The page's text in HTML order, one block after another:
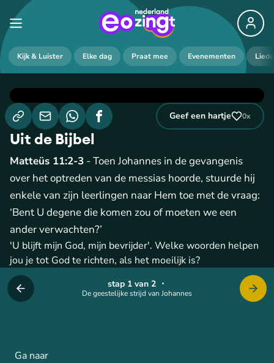
Kijk & Luister Elke dag Praat mee Evenementen
De geestelijke strijd van Johannes
stap 1 van 2・
Geef een hartje 0x
Uit de Bijbel
Matteüs 11:2-3 - Toen Johannes in de gevangenis
over het optreden van de messias hoorde, stuurde hij
enkele van zijn leerlingen naar Hem toe met de vraag:
‘Bent U degene die komen zou of moeten we een
ander verwachten?’
'U blijft mijn God, mijn bevrijder'. Welke woorden helpen
jou je tot God te richten, als het moeilijk is?
Ga naar